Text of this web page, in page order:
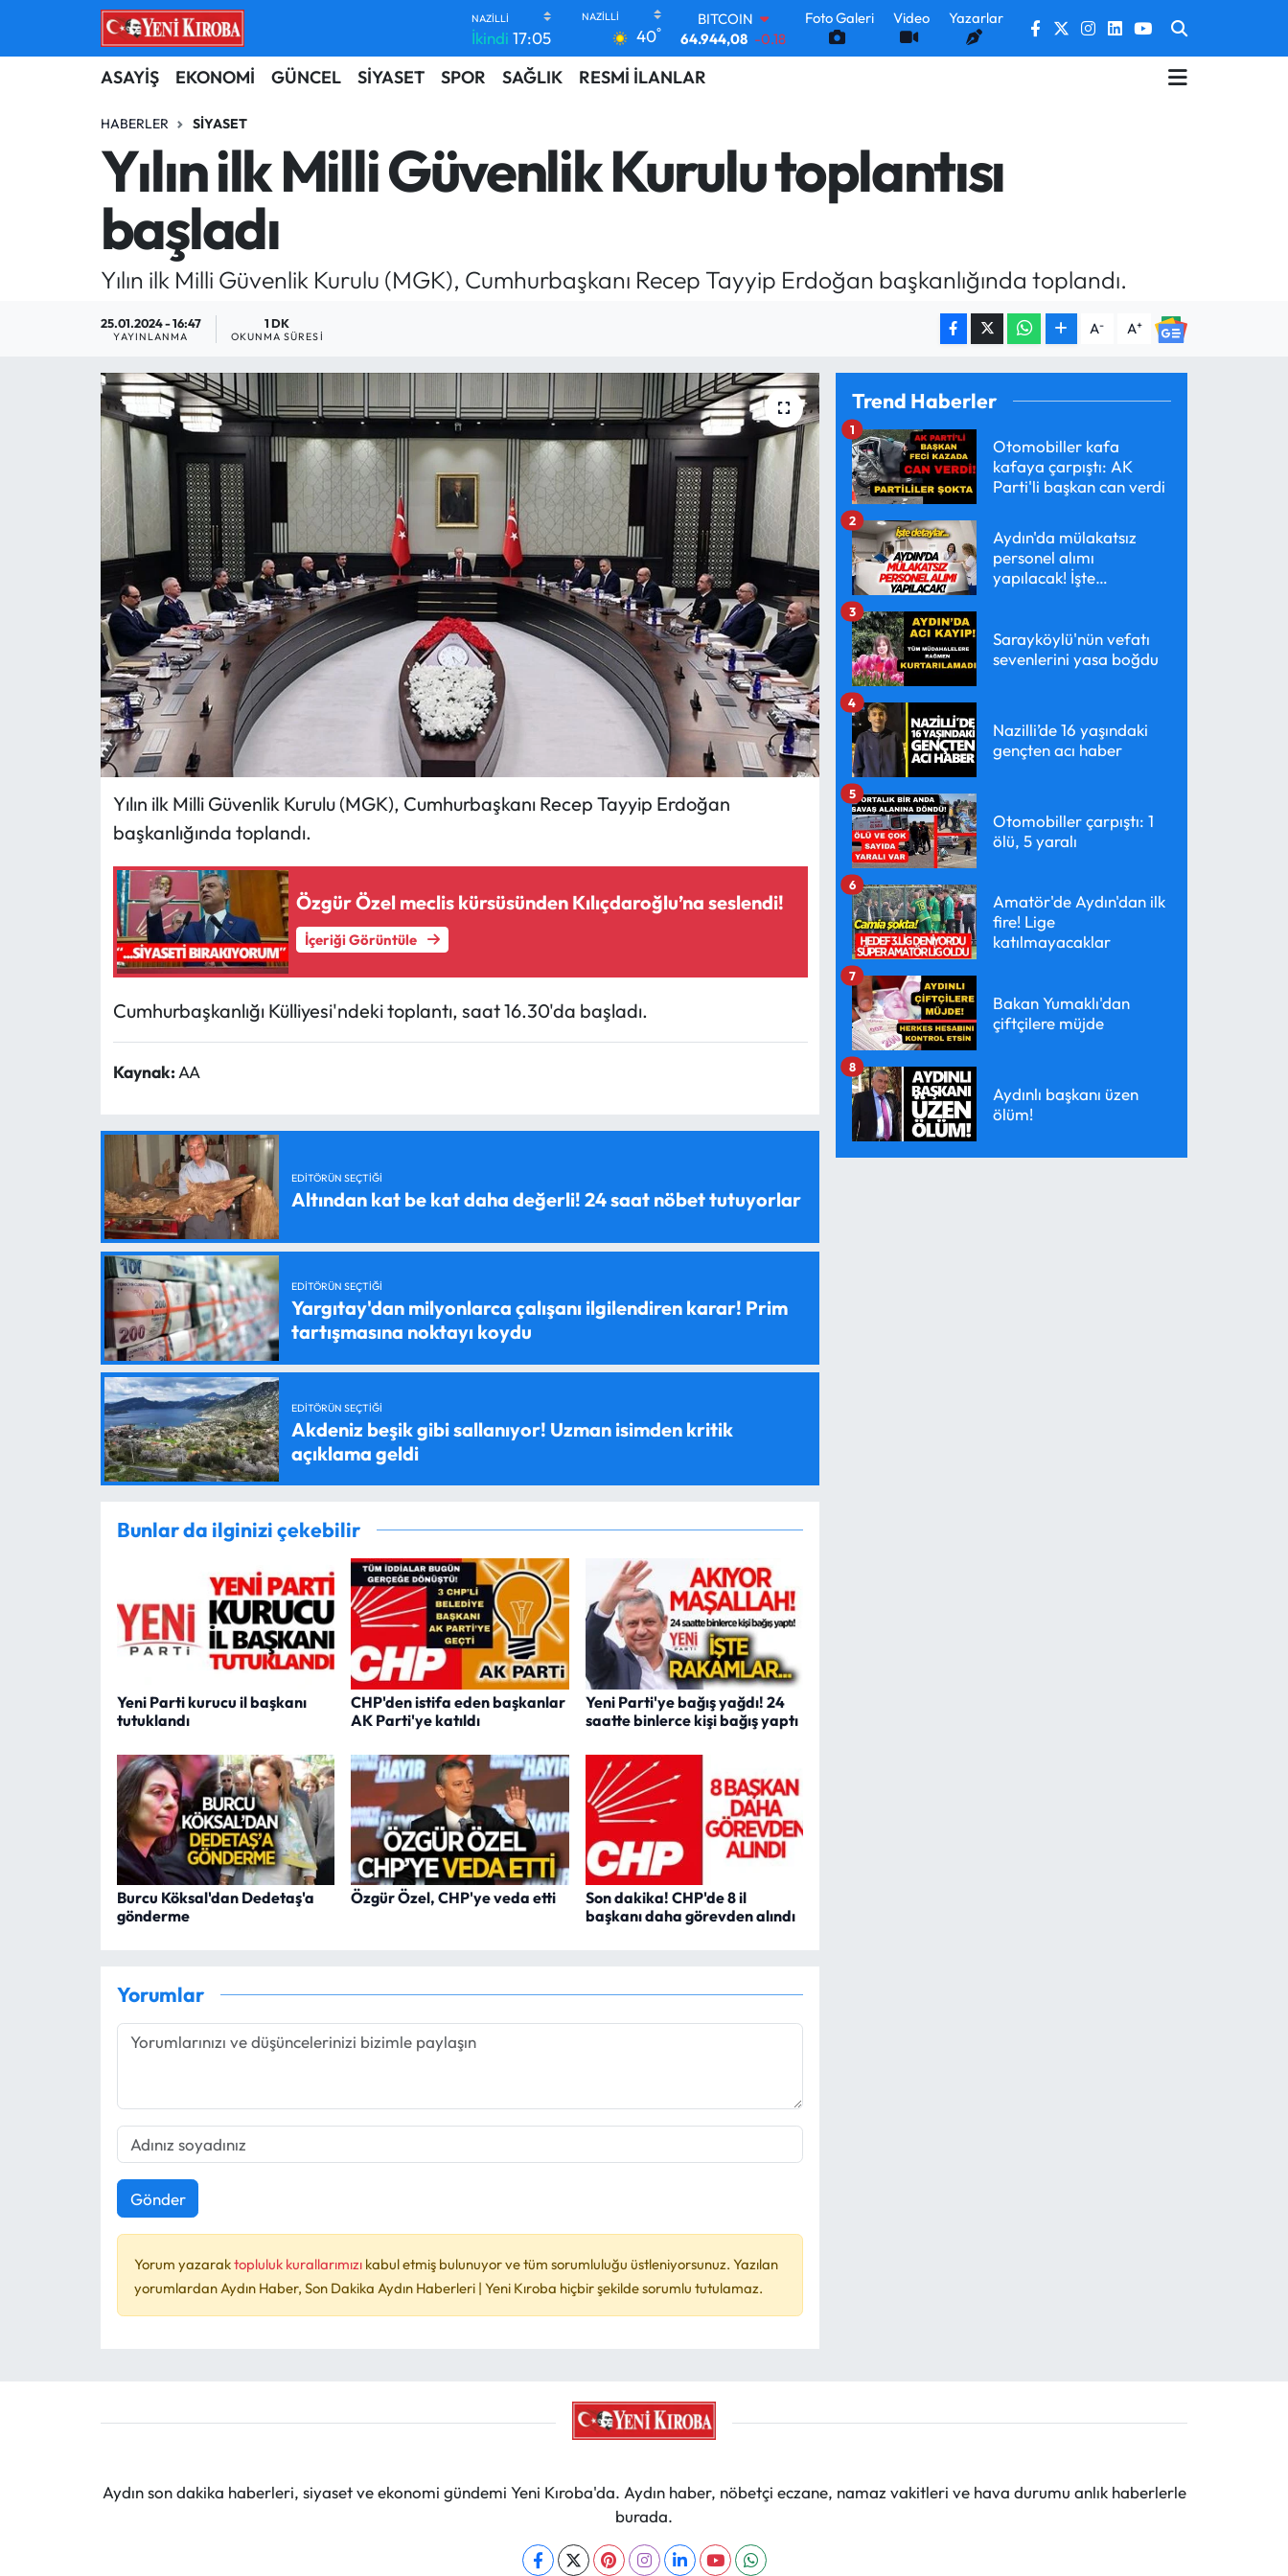
İkindi 17:05 40°
BITCOIN
64.944,08
-0.18
DOLAR
47,7436
64,4811
GRAM ALTIN
6660.55
0.03
Foto Galeri Video Yazarlar
ASAYİŞ EKONOMİ GÜNCEL SİYASET SPOR SAĞLIK RESMİ İLANLAR
HABERLER SIYASET
Yılın ilk Milli Güvenlik Kurulu toplantısı
başladı
Yılın ilk Milli Güvenlik Kurulu (MGK), Cumhurbaşkanı Recep Tayyip Erdoğan başkanlığında toplandı.
25.01.2024 - 16:47
YAYINLANMA
1 DK
OKUNMA SÜRESI A- A+
Yılın ilk Milli Güvenlik Kurulu (MGK), Cumhurbaşkanı Recep Tayyip Erdoğan
başkanlığında toplandı.
Özgür Özel meclis kürsüsünden Kılıçdaroğlu’na seslendi!
İçeriği Görüntüle
Cumhurbaşkanlığı Külliyesi'ndeki toplantı, saat 16.30'da başladı.
Kaynak:AA
EDITÖRÜN SEÇTIĞI
Altından kat be kat daha değerli! 24 saat nöbet tutuyorlar
EDITÖRÜN SEÇTIĞI
Yargıtay'dan milyonlarca çalışanı ilgilendiren karar! Prim
tartışmasına noktayı koydu
EDITÖRÜN SEÇTIĞI
Akdeniz beşik gibi sallanıyor! Uzman isimden kritik
açıklama geldi
Bunlar da ilginizi çekebilir
Yeni Parti kurucu il başkanı
tutuklandı
CHP'den istifa eden başkanlar
AK Parti'ye katıldı
Yeni Parti'ye bağış yağdı! 24
saatte binlerce kişi bağış yaptı
Burcu Köksal'dan Dedetaş'a
gönderme
Özgür Özel, CHP'ye veda etti
Son dakika! CHP'de 8 il
başkanı daha görevden alındı
Yorumlar
Gönder
Yorum yazaraktopluluk kurallarımızı kabul etmiş bulunuyor ve tüm sorumluluğu üstleniyorsunuz. Yazılan
yorumlardan Aydın Haber, Son Dakika Aydın Haberleri | Yeni Kıroba hiçbir şekilde sorumlu tutulamaz.
Trend Haberler
Otomobiller kafa
kafaya çarpıştı: AK
Parti'li başkan can verdi
1
Aydın'da mülakatsız
personel alımı
yapılacak! İşte
2
Sarayköylü'nün vefatı
sevenlerini yasa boğdu
3
Nazilli’de 16 yaşındaki
gençten acı haber
4
Otomobiller çarpıştı: 1
ölü, 5 yaralı
5
Amatör'de Aydın'dan ilk
fire! Lige
katılmayacaklar
6
Bakan Yumaklı'dan
çiftçilere müjde
7
Aydınlı başkanı üzen
ölüm!
8
Aydın son dakika haberleri, siyaset ve ekonomi gündemi Yeni Kıroba'da. Aydın haber, nöbetçi eczane, namaz vakitleri ve hava durumu anlık haberlerle
burada.
ASAYİŞ
BİLİM-TEKNOLOJİ
EĞİTİM
EKONOMİ
GÜNDEM
MAGAZİN
SAĞLIK
SİYASET
TARIM
TURİZM
YAŞAM
RESMİ İLANLAR
Aydın Nöbetçi Eczaneler
Aydın Hava Durumu
Aydin Namaz Vakitleri
Aydın Trafik Yoğunluk Haritası
Süper Lig Puan Durumu ve Fikstür
Tüm Manşetler
Haber Arşivi